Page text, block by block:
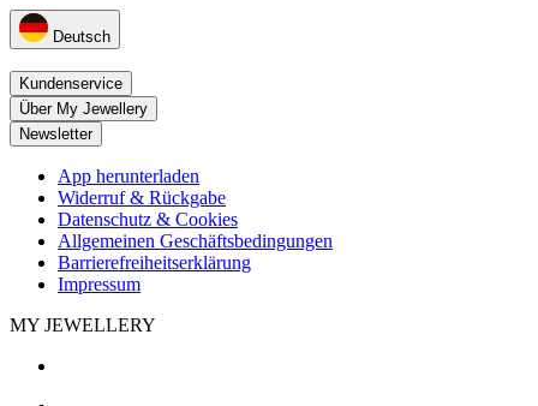
Deutsch
Kundenservice
Über My Jewellery
Newsletter
App herunterladen
Widerruf & Rückgabe
Datenschutz & Cookies
Allgemeinen Geschäftsbedingungen
Barrierefreiheitserklärung
Impressum
MY JEWELLERY